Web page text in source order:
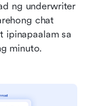
ng underwriter
chat
ipinapaalam sa
minuto.